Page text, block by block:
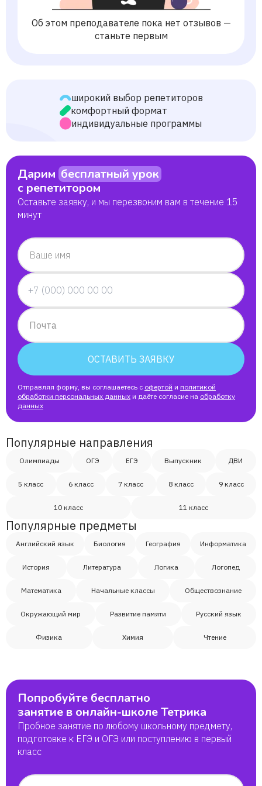
Об этом преподавателе пока нет отзывов —
станьте первым
широкий выбор репетиторов
комфортный формат
индивидуальные программы
Дарим бесплатный урок
с репетитором
Оставьте заявку, и мы перезвоним вам в течение 15
минут
Ваше имя
Почта
ОСТАВИТЬ ЗАЯВКУ
Отправляя форму, вы соглашаетесь с офертой и политикой
обработки персональных данных и даёте согласие на обработку
данных
Популярные направления
Олимпиады ОГЭ ЕГЭ Выпускник ДВИ
5 класс 6 класс 7 класс 8 класс 9 класс
10 класс 11 класс
Популярные предметы
Английский язык Биология География Информатика
История Литература Логика Логопед
Математика Начальные классы Обществознание
Окружающий мир Развитие памяти Русский язык
Физика Химия Чтение
Попробуйте бесплатно
занятие в онлайн-школе Тетрика
Пробное занятие по любому школьному предмету,
подготовке к ЕГЭ и ОГЭ или поступлению в первый
класс